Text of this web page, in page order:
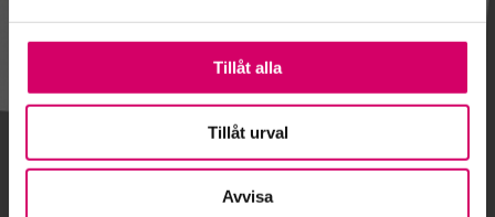
Tillåt alla
Tillåt urval
Avvisa
Lägg till i kalender